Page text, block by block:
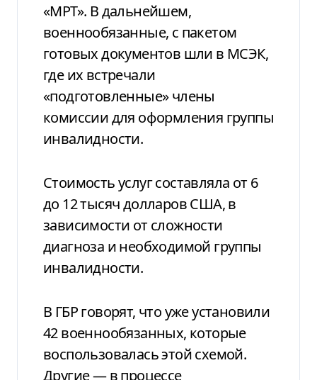
«МРТ». В дальнейшем,
военнообязанные, с пакетом
готовых документов шли в МСЭК,
где их встречали
«подготовленные» члены
комиссии для оформления группы
инвалидности.
Стоимость услуг составляла от 6
до 12 тысяч долларов США, в
зависимости от сложности
диагноза и необходимой группы
инвалидности.
В ГБР говорят, что уже установили
42 военнообязанных, которые
воспользовалась этой схемой.
Другие — в процессе